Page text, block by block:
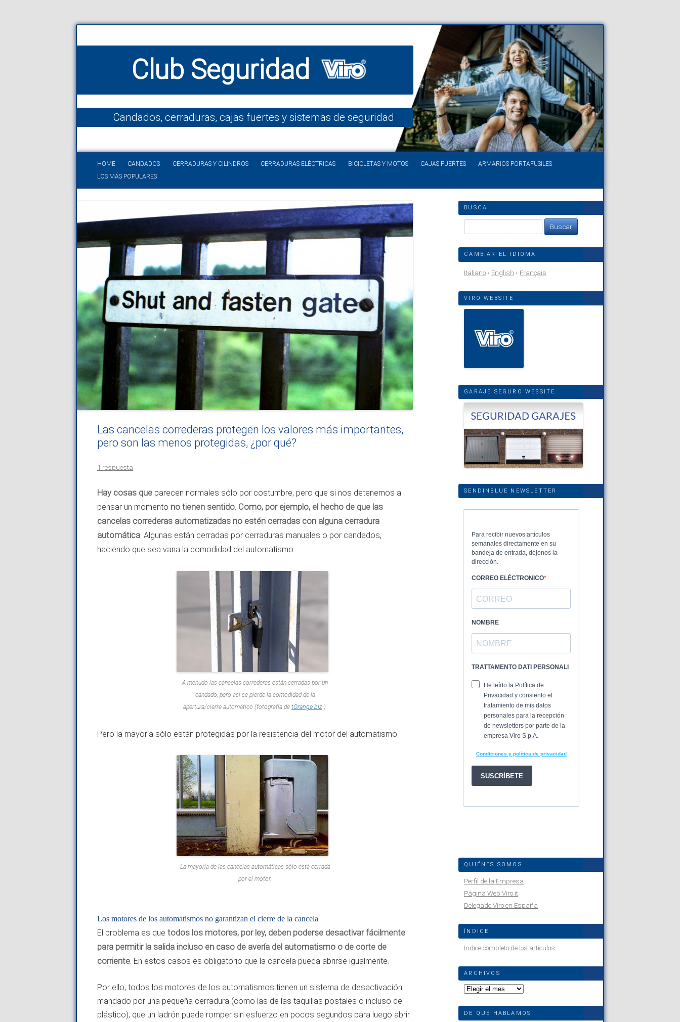
Club Seguridad
Candados, cerraduras, cajas fuertes y sistemas de seguridad
HOME CANDADOS CERRADURAS Y CILINDROS CERRADURAS ELÉCTRICAS BICICLETAS Y MOTOS CAJAS FUERTES
ARMARIOS PORTAFUSILES
LOS MÁS POPULARES
Las cancelas correderas protegen los valores más importantes,
pero son las menos protegidas, ¿por qué?
1 respuesta
Hay cosas que parecen normales sólo por costumbre, pero que si nos detenemos a
pensar un momento no tienen sentido. Como, por ejemplo, el hecho de que las
cancelas correderas automatizadas no estén cerradas con alguna cerradura
automática. Algunas están cerradas por cerraduras manuales o por candados,
haciendo que sea vana la comodidad del automatismo.
A menudo las cancelas correderas están cerradas por un
candado, pero así se pierde la comodidad de la
apertura/cierre automático (fotografía de tOrange.biz).
Pero la mayoría sólo están protegidas por la resistencia del motor del automatismo.
La mayoría de las cancelas automáticas sólo está cerrada
por el motor.
Los motores de los automatismos no garantizan el cierre de la cancela
El problema es que todos los motores, por ley, deben poderse desactivar fácilmente
para permitir la salida incluso en caso de avería del automatismo o de corte de
corriente. En estos casos es obligatorio que la cancela pueda abrirse igualmente.
Por ello, todos los motores de los automatismos tienen un sistema de desactivación
mandado por una pequeña cerradura (como las de las taquillas postales o incluso de
plástico), que un ladrón puede romper sin esfuerzo en pocos segundos para luego abrir
BUSCA
CAMBIAR EL IDIOMA
Italiano English Français
VIRO WEBSITE
GARAJE SEGURO WEBSITE
SENDINBLUE NEWSLETTER
QUIÉNES SOMOS
Perfil de la Empresa
Página Web Viro.it
Delegado Viro en España
ÍNDICE
Indice completo de los artículos
ARCHIVOS
Archivos
DE QUÉ HABLAMOS